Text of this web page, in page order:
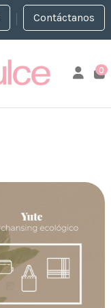
Contáctanos
0